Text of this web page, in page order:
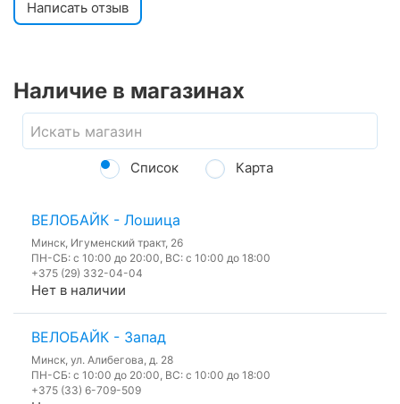
Написать отзыв
Наличие в магазинах
Список Карта
ВЕЛОБАЙК - Лошица
Минск, Игуменский тракт, 26
ПН-СБ: с 10:00 до 20:00, ВС: с 10:00 до 18:00
+375 (29) 332-04-04
Нет в наличии
ВЕЛОБАЙК - Запад
Минск, ул. Алибегова, д. 28
ПН-СБ: с 10:00 до 20:00, ВС: с 10:00 до 18:00
+375 (33) 6-709-509